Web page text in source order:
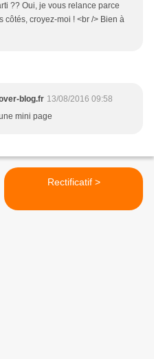
?? Oui, je vous relance parce
côtés, croyez-moi ! <br /> Bien à
blog.fr 13/08/2016 09:58
mini page
Rectificatif >